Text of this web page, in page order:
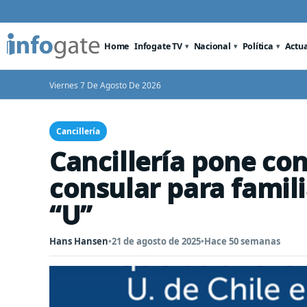
Home Infogate TV Nacional Política
Viernes 7 De Agosto De 2026
Cancillería
Cancillería pone
consular para
“U”
Hans Hansen•21 de agosto de 2025•Hace 50 semanas